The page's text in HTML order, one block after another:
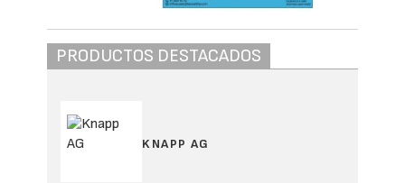
PRODUCTOS DESTACADOS
KNAPP AG